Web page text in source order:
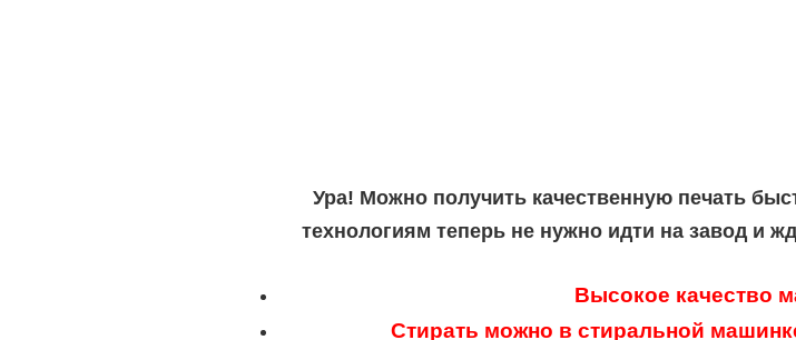
Ура! Можно получить качественную печать
технологиям теперь не нужно идти на завод и
Высокое качество
Стирать можно в стиральной